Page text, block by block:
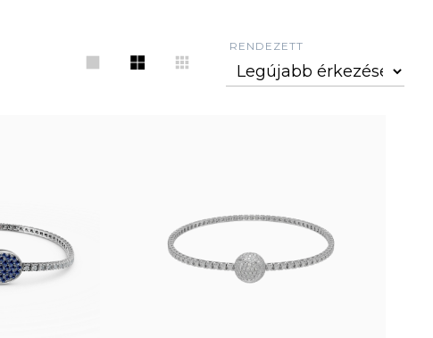
RENDEZETT